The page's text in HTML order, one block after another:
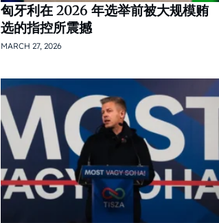
匈牙利在 2026 年选举前被大规模贿
选的指控所震撼
MARCH 27, 2026